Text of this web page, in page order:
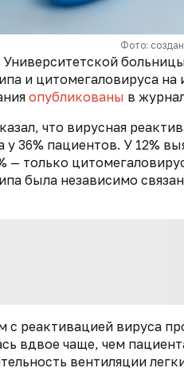
Фото:
и цитомегаловируса
опубликованы в
что вирусная
у 36% пациентов. У 12%
— только
была независимо
с реактивацией вируса
вдвое чаще, чем
вентиляции